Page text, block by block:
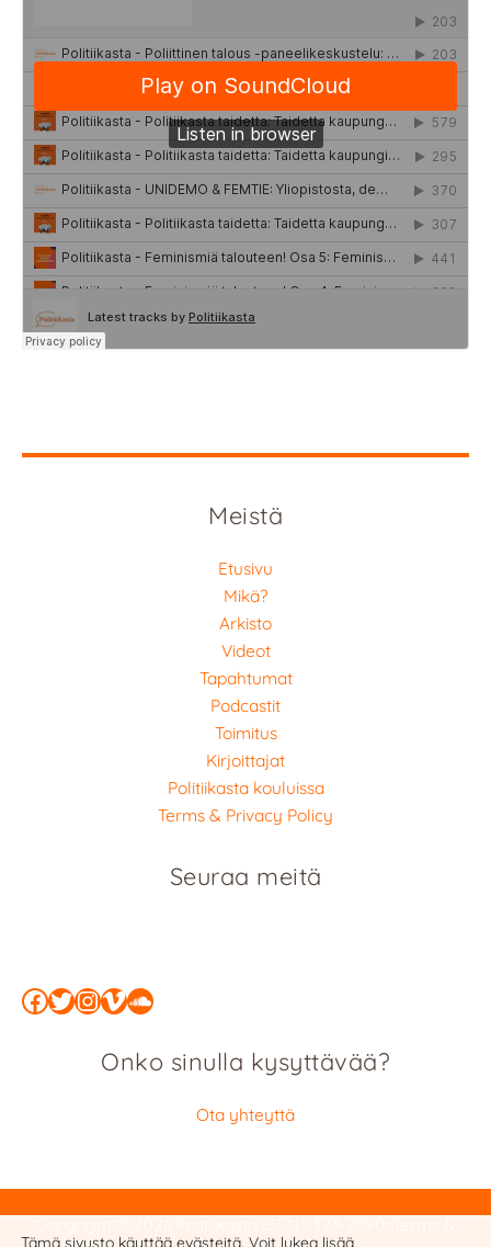
Meistä
Etusivu
Mikä?
Arkisto
Videot
Tapahtumat
Podcastit
Toimitus
Kirjoittajat
Politiikasta kouluissa
Terms & Privacy Policy
Seuraa meitä
Facebook
Twitter
Instagram
Vimeo
SoundCloud
Onko sinulla kysyttävää?
Ota yhteyttä
Tämä sivusto käyttää evästeitä. Voit lukea lisää